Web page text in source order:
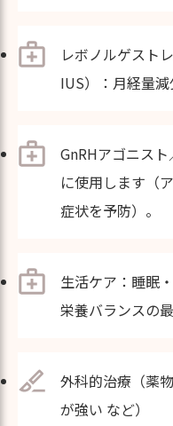
レボノルゲスト
IUS）：月経量減
GnRHアゴニス
に使用します（
症状を予防）。
生活ケア：睡眠
栄養バランスの
外科的治療（薬
が強い など）